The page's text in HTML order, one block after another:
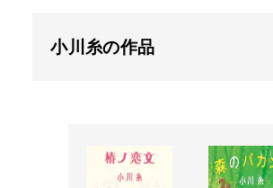
小川糸の作品